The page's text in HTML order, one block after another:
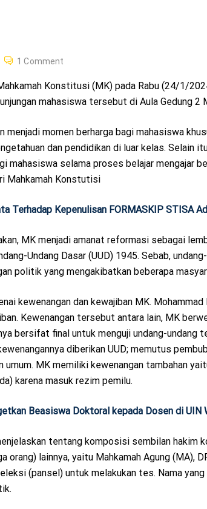
1 Comment
Konstitusi (MK) pada Rabu (24/1/
mahasiswa tersebut di Aula Gedung 2
menjadi momen berharga bagi mahasiswa
dan pendidikan di luar kelas. Selain
mahasiswa selama proses belajar mengajar
Mahkamah Konstutisi
Terhadap Kepenulisan FORMASKIP STISA
MK menjadi amanat reformasi sebagai
Undang Dasar (UUD) 1945. Sebab,
politik yang mengakibatkan beberapa
kewenangan dan kewajiban MK.
Kewenangan tersebut antara lain, MK
bersifat final untuk menguji undang-undang
diberikan UUD; memutus
MK memiliki kewenangan tambahan
karena masuk rezim pemilu.
Beasiswa Doktoral kepada Dosen di UIN
tentang komposisi sembilan hakim
orang) lainnya, yaitu Mahkamah Agung (MA),
(pansel) untuk melakukan tes. Nama